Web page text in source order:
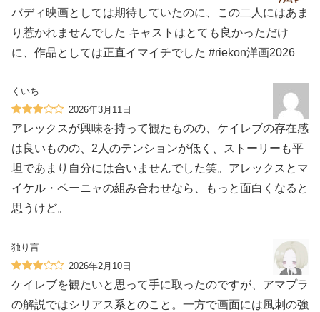
バディ映画としては期待していたのに、この二人にはあま
り惹かれませんでした キャストはとても良かっただけ
に、作品としては正直イマイチでした #riekon洋画2026
くいち
2026年3月11日
アレックスが興味を持って観たものの、ケイレブの存在感
は良いものの、2人のテンションが低く、ストーリーも平
坦であまり自分には合いませんでした笑。アレックスとマ
イケル・ペーニャの組み合わせなら、もっと面白くなると
思うけど。
独り言
2026年2月10日
ケイレブを観たいと思って手に取ったのですが、アマプラ
の解説ではシリアス系とのこと。一方で画面には風刺の強